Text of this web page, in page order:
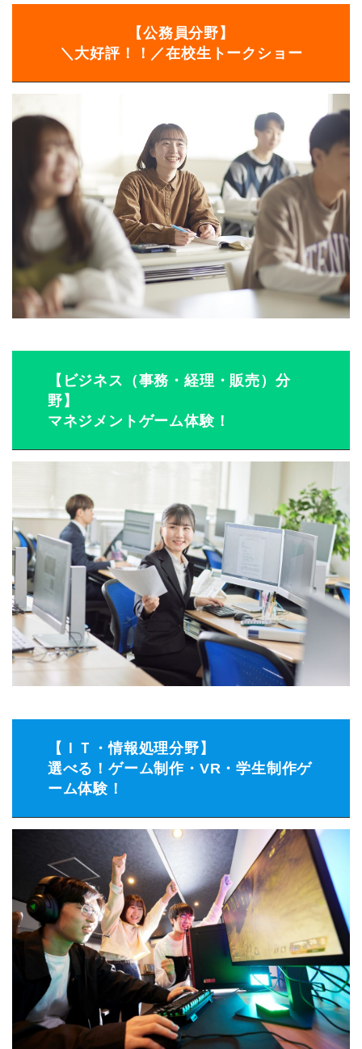
【公務員分野】
＼大好評！！／在校生トークショー
【ビジネス（事務・経理・販売）分
野】
マネジメントゲーム体験！
【ＩＴ・情報処理分野】
選べる！ゲーム制作・VR・学生制作ゲ
ーム体験！